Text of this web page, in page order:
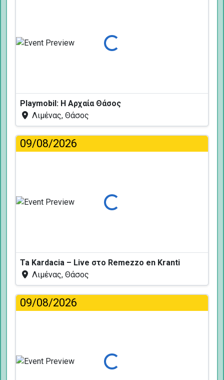
Φόρτωση...
Playmobil: Η Αρχαία Θάσος
Λιμένας, Θάσος
09/08/2026
Φόρτωση...
Ta Kardacia – Live στο Remezzo en Kranti
Λιμένας, Θάσος
09/08/2026
Φόρτωση...